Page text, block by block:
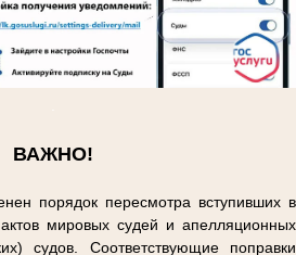
ВАЖНО!
порядок пересмотра вступивших в
мировых судей и апелляционных
судов. Соответствующие поправки